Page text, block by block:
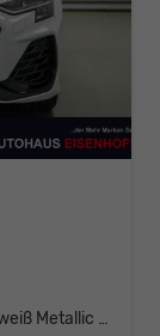
Gletscherweiß Metallic (2Y)